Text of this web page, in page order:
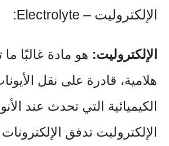
الإلكتروليت – Electrolyte:
الإلكتروليت: هو مادة غالبًا
هلامية، قادرة على نقل
الكيميائية التي تحدث عند
الإلكتروليت تدفق